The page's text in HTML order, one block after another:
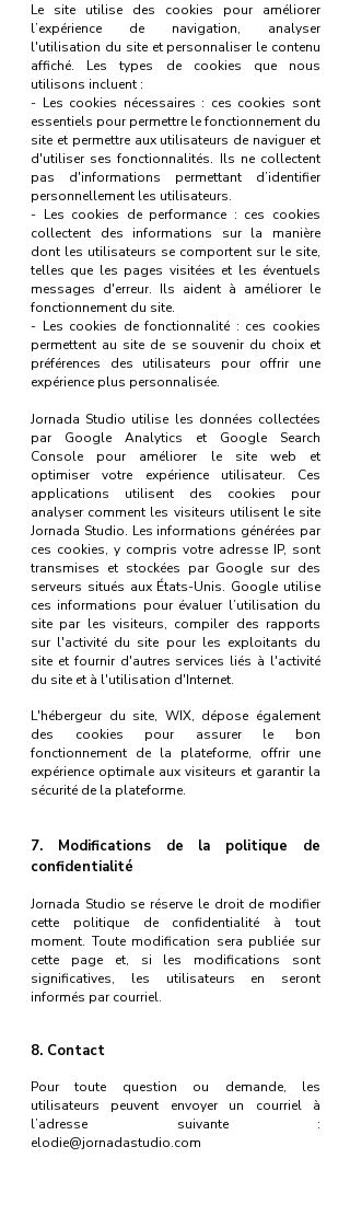
Le site utilise des cookies pour améliorer
l’expérience de navigation, analyser
l'utilisation du site et personnaliser le contenu
affiché. Les types de cookies que nous
utilisons incluent :
- Les cookies nécessaires : ces cookies sont
essentiels pour permettre le fonctionnement du
site et permettre aux utilisateurs de naviguer et
d'utiliser ses fonctionnalités. Ils ne collectent
pas d'informations permettant d’identifier
personnellement les utilisateurs.
- Les cookies de performance : ces cookies
collectent des informations sur la manière
dont les utilisateurs se comportent sur le site,
telles que les pages visitées et les éventuels
messages d'erreur. Ils aident à améliorer le
fonctionnement du site.
- Les cookies de fonctionnalité : ces cookies
permettent au site de se souvenir du choix et
préférences des utilisateurs pour offrir une
expérience plus personnalisée.
Jornada Studio utilise les données collectées
par Google Analytics et Google Search
Console pour améliorer le site web et
optimiser votre expérience utilisateur. Ces
applications utilisent des cookies pour
analyser comment les visiteurs utilisent le site
Jornada Studio. Les informations générées par
ces cookies, y compris votre adresse IP, sont
transmises et stockées par Google sur des
serveurs situés aux États-Unis. Google utilise
ces informations pour évaluer l’utilisation du
site par les visiteurs, compiler des rapports
sur l'activité du site pour les exploitants du
site et fournir d'autres services liés à l'activité
du site et à l'utilisation d'Internet.
L'hébergeur du site, WIX, dépose également
des cookies pour assurer le bon
fonctionnement de la plateforme, offrir une
expérience optimale aux visiteurs et garantir la
sécurité de la plateforme.
7. Modifications de la politique de
confidentialité
Jornada Studio se réserve le droit de modifier
cette politique de confidentialité à tout
moment. Toute modification sera publiée sur
cette page et, si les modifications sont
significatives, les utilisateurs en seront
informés par courriel.
8. Contact
Pour toute question ou demande, les
utilisateurs peuvent envoyer un courriel à
l’adresse suivante :
elodie@jornadastudio.com